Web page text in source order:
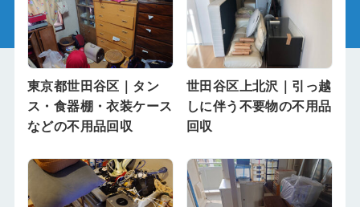
東京都世田谷区｜タン
ス・食器棚・衣装ケース
などの不用品回収
世田谷区上北沢｜引っ越
しに伴う不要物の不用品
回収